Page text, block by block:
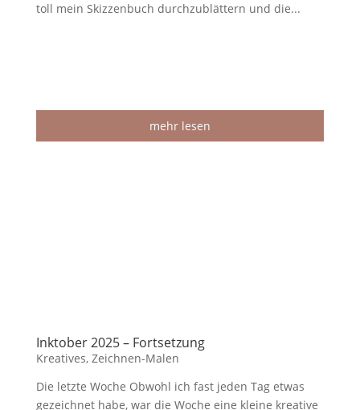
toll mein Skizzenbuch durchzublättern und die...
mehr lesen
Inktober 2025 – Fortsetzung
Kreatives, Zeichnen-Malen
Die letzte Woche Obwohl ich fast jeden Tag etwas
gezeichnet habe, war die Woche eine kleine kreative